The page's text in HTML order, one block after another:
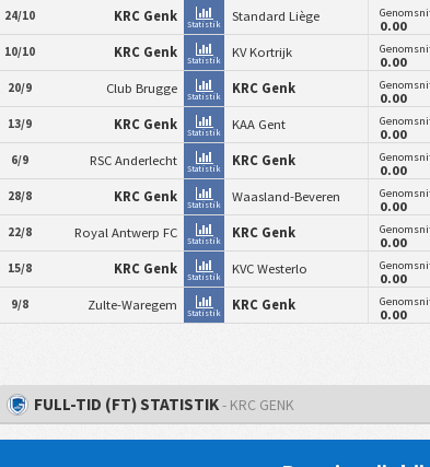
24/10 KRC Genk
Statistik
Standard Liège
0.00
10/10 KRC Genk
Statistik
KV Kortrijk
0.00
20/9 Club Brugge
Statistik
KRC Genk
0.00
13/9 KRC Genk
Statistik
KAA Gent
0.00
6/9 RSC Anderlecht
Statistik
KRC Genk
0.00
28/8 KRC Genk
Statistik
Waasland-Beveren
0.00
22/8 Royal Antwerp FC
Statistik
KRC Genk
0.00
15/8 KRC Genk
Statistik
KVC Westerlo
0.00
9/8 Zulte-Waregem
Statistik
KRC Genk
0.00
FULL-TID (FT) STATISTIK- KRC GENK